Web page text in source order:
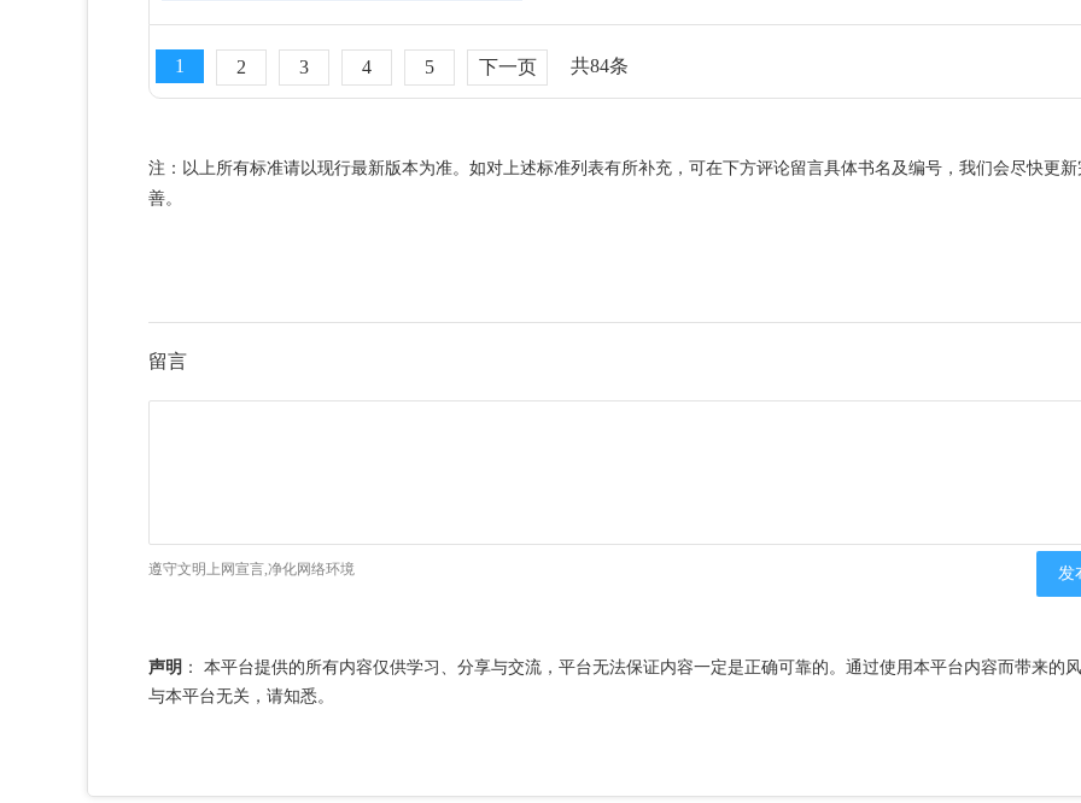
1 2 3 4 5 下一页 共84条
注：以上所有标准请以现行最新版本为准。如对上述标准列表有所补充，可在下方评论留言具体书名及编号，我们会尽快更新
善。
留言
遵守文明上网宣言,净化网络环境
声明 ： 本平台提供的所有内容仅供学习、分享与交流，平台无法保证内容一定是正确可靠的。通过使用本平台内容而带来的
与本平台无关，请知悉。